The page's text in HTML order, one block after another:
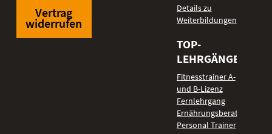
Vertrag
widerrufen
Details zu
Weiterbildungen
TOP-
LEHRGÄNGE
Fitnesstrainer A-
und B-Lizenz
Fernlehrgang
Ernährungsberater
Personal Trainer